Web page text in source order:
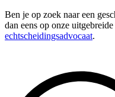
Ben je op zoek naar een
dan eens op onze
echtscheidingsadvocaat.